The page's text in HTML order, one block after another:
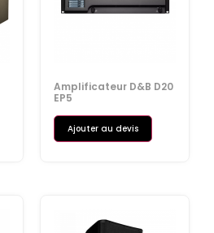
Amplificateur D&B D20
EP5
Ajouter au devis